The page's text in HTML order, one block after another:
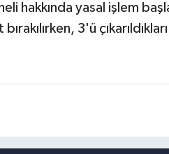
hakkında yasal işlem
3'ü